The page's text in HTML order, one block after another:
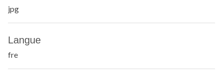
jpg
Langue
fre